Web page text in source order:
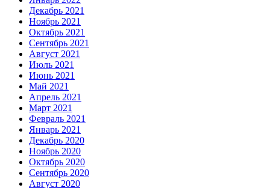
Декабрь 2021
Ноябрь 2021
Октябрь 2021
Сентябрь 2021
Август 2021
Июль 2021
Июнь 2021
Май 2021
Апрель 2021
Март 2021
Февраль 2021
Январь 2021
Декабрь 2020
Ноябрь 2020
Октябрь 2020
Сентябрь 2020
Август 2020